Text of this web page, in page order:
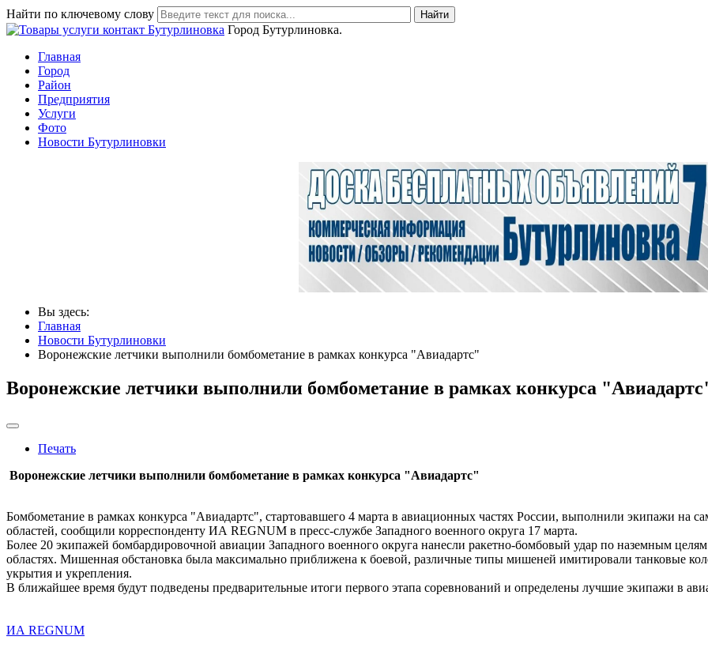
Найти по ключевому слову Найти
Город Бутурлиновка.
Главная
Город
Район
Предприятия
Услуги
Фото
Новости Бутурлиновки
Вы здесь:
Главная
Новости Бутурлиновки
Воронежские летчики выполнили бомбометание в рамках конкурса "Авиадартс"
Воронежские летчики выполнили бомбометание в рамках конкурса
Печать
Воронежские летчики выполнили бомбометание в рамках конкурса "Авиадартс"
Бомбометание в рамках конкурса "Авиадартс", стартовавшего 4 марта в авиационных частях России, выполнили экипажи
областей, сообщили корреспонденту ИА REGNUM в пресс-службе Западного военного округа 17 марта.
Более 20 экипажей бомбардировочной авиации Западного военного округа нанесли ракетно-бомбовый удар по наземным
областях. Мишенная обстановка была максимально приближена к боевой, различные типы мишеней имитировали танковые
укрытия и укрепления.
В ближайшее время будут подведены предварительные итоги первого этапа соревнований и определены лучшие экипажи в
ИА REGNUM